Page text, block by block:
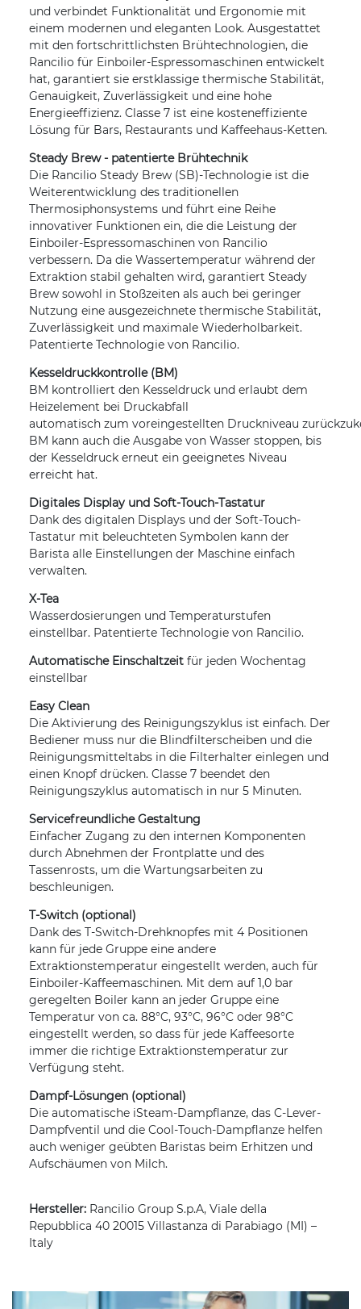
und verbindet Funktionalität und Ergonomie mit
einem modernen und eleganten Look. Ausgestattet
mit den fortschrittlichsten Brühtechnologien, die
Rancilio für Einboiler-Espressomaschinen entwickelt
hat, garantiert sie erstklassige thermische Stabilität,
Genauigkeit, Zuverlässigkeit und eine hohe
Energieeffizienz. Classe 7 ist eine kosteneffiziente
Lösung für Bars, Restaurants und Kaffeehaus-Ketten.
Steady Brew - patentierte Brühtechnik
Die Rancilio Steady Brew (SB)-Technologie ist die
Weiterentwicklung des traditionellen
Thermosiphonsystems und führt eine Reihe
innovativer Funktionen ein, die die Leistung der
Einboiler-Espressomaschinen von Rancilio
verbessern. Da die Wassertemperatur während der
Extraktion stabil gehalten wird, garantiert Steady
Brew sowohl in Stoßzeiten als auch bei geringer
Nutzung eine ausgezeichnete thermische Stabilität,
Zuverlässigkeit und maximale Wiederholbarkeit.
Patentierte Technologie von Rancilio.
Kesseldruckkontrolle (BM)
BM kontrolliert den Kesseldruck und erlaubt dem
Heizelement bei Druckabfall
automatisch zum voreingestellten Druckniveau
BM kann auch die Ausgabe von Wasser stoppen, bis
der Kesseldruck erneut ein geeignetes Niveau
erreicht hat.
Digitales Display und Soft-Touch-Tastatur
Dank des digitalen Displays und der Soft-Touch-
Tastatur mit beleuchteten Symbolen kann der
Barista alle Einstellungen der Maschine einfach
verwalten.
X-Tea
Wasserdosierungen und Temperaturstufen
einstellbar. Patentierte Technologie von Rancilio.
Automatische Einschaltzeit für jeden Wochentag
einstellbar
Easy Clean
Die Aktivierung des Reinigungszyklus ist einfach. Der
Bediener muss nur die Blindfilterscheiben und die
Reinigungsmitteltabs in die Filterhalter einlegen und
einen Knopf drücken. Classe 7 beendet den
Reinigungszyklus automatisch in nur 5 Minuten.
Servicefreundliche Gestaltung
Einfacher Zugang zu den internen Komponenten
durch Abnehmen der Frontplatte und des
Tassenrosts, um die Wartungsarbeiten zu
beschleunigen.
T-Switch (optional)
Dank des T-Switch-Drehknopfes mit 4 Positionen
kann für jede Gruppe eine andere
Extraktionstemperatur eingestellt werden, auch für
Einboiler-Kaffeemaschinen. Mit dem auf 1,0 bar
geregelten Boiler kann an jeder Gruppe eine
Temperatur von ca. 88°C, 93°C, 96°C oder 98°C
eingestellt werden, so dass für jede Kaffeesorte
immer die richtige Extraktionstemperatur zur
Verfügung steht.
Dampf-Lösungen (optional)
Die automatische iSteam-Dampflanze, das C-Lever-
Dampfventil und die Cool-Touch-Dampflanze helfen
auch weniger geübten Baristas beim Erhitzen und
Aufschäumen von Milch.
Hersteller: Rancilio Group S.p.A, Viale della
Repubblica 40 20015 Villastanza di Parabiago (MI) –
Italy